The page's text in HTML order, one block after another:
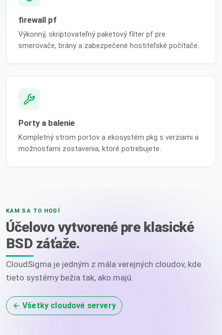
firewall pf
Výkonný, skriptovateľný paketový filter pf pre
smerovače, brány a zabezpečené hostiteľské počítače.
Porty a balenie
Kompletný strom portov a ekosystém pkg s verziami a
možnosťami zostavenia, ktoré potrebujete.
KAM SA TO HODÍ
Účelovo vytvorené pre klasické
BSD záťaže.
CloudSigma je jedným z mála verejných cloudov, kde
tieto systémy bežia tak, ako majú.
Všetky cloudové servery